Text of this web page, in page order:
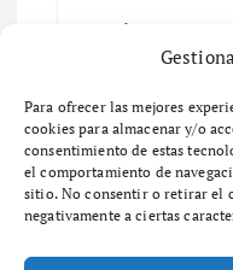
Para ofrecer las mejores
cookies para almacenar y/o
consentimiento de estas
el comportamiento de
sitio. No consentir o retirar el
negativamente a ciertas
d
e
e
¿Qué es el
desarrollo
¿Qué es el
el desarrollo
qué es
zoning es un…